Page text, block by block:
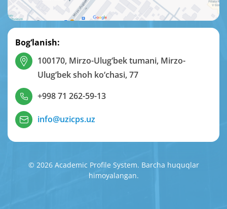
Bog‘lanish:
100170, Mirzo-Ulug‘bek tumani, Mirzo-
Ulug‘bek shoh ko‘chasi, 77
+998 71 262-59-13
info@uzicps.uz
© 2026 Academic Profile System. Barcha huquqlar
himoyalangan.